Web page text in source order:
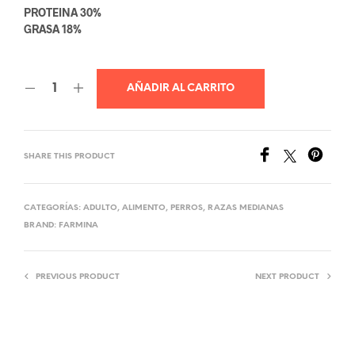
PROTEINA 30%
GRASA 18%
AÑADIR AL CARRITO
SHARE THIS PRODUCT
CATEGORÍAS: ADULTO, ALIMENTO, PERROS, RAZAS MEDIANAS
BRAND: FARMINA
PREVIOUS PRODUCT NEXT PRODUCT